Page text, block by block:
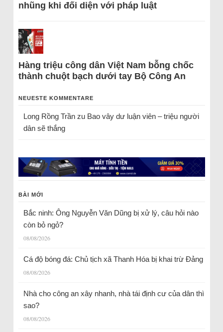
nhũng khi đối diện với pháp luật
Hàng triệu công dân Việt Nam bỗng chốc
thành chuột bạch dưới tay Bộ Công An
NEUESTE KOMMENTARE
Long Rồng Trầnzu Bao vây dư luận viên – triệu người
dân sẽ thắng
BÀI MỚI
Bắc ninh: Ông Nguyễn Văn Dũng bị xử lý, câu hỏi nào
còn bỏ ngỏ?
08/08/2026
Cá độ bóng đá: Chủ tịch xã Thanh Hóa bị khai trừ Đảng
08/08/2026
Nhà cho công an xây nhanh, nhà tái định cư của dân thì
sao?
08/08/2026